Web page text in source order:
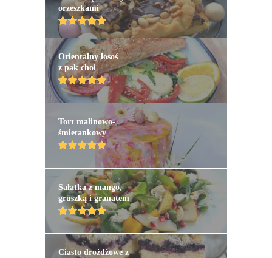
orzeszkami
Orientalny łosoś
z pak choi
Tort malinowo-
śmietankowy
Sałatka z mango,
gruszką i granatem
Ciasto drożdżowe z